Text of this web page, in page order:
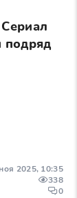
подряд
2025, 10:35
338
0